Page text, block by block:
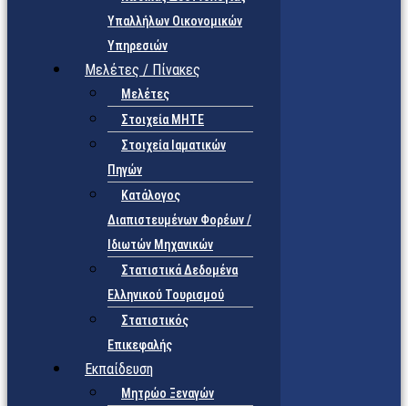
Υπαλλήλων Οικονομικών
Υπηρεσιών
Μελέτες / Πίνακες
Μελέτες
Στοιχεία ΜΗΤΕ
Στοιχεία Ιαματικών
Πηγών
Κατάλογος
Διαπιστευμένων Φορέων /
Ιδιωτών Μηχανικών
Στατιστικά Δεδομένα
Ελληνικού Τουρισμού
Στατιστικός
Επικεφαλής
Εκπαίδευση
Μητρώο Ξεναγών